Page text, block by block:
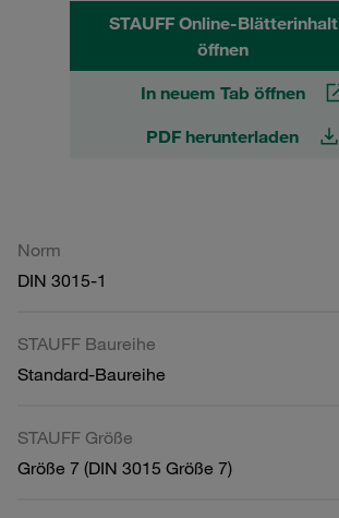
STAUFF Online-Blätterinhalt
öffnen
In neuem Tab öffnen
PDF herunterladen
Norm
DIN 3015-1
STAUFF Baureihe
Standard-Baureihe
STAUFF Größe
Größe 7 (DIN 3015 Größe 7)